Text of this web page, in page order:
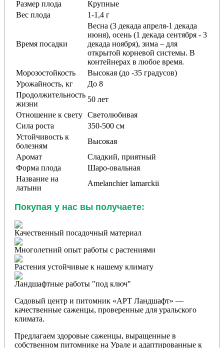
Размер плода
Крупные
Вес плода
1-1,4 г
Время посадки
Весна (3 декада апреля-1 декада
июня), осень (1 декада сентября - 3
декада ноября), зима – для
открытой корневой системы. В
контейнерах в любое время.
Морозостойкость
Высокая (до -35 градусов)
Урожайность, кг
До 8
Продолжительность
жизни
50 лет
Отношение к свету Светолюбивая
Сила роста
350-500 см
Устойчивость к
болезням
Высокая
Аромат
Сладкий, приятный
Форма плода
Шаро-овальная
Название на
латыни
Amelanchier lamarckii
Покупая у нас вы получаете:
Качественный посадочный материал
Многолетний опыт работы с растениями
Растения устойчивые к нашему климату
Ландшафтные работы "под ключ"
Садовый центр и питомник «АРТ Ландшафт» —
качественные саженцы, проверенные для уральского
климата.
Предлагаем здоровые саженцы, выращенные в
собственном питомнике на Урале и адаптированные к